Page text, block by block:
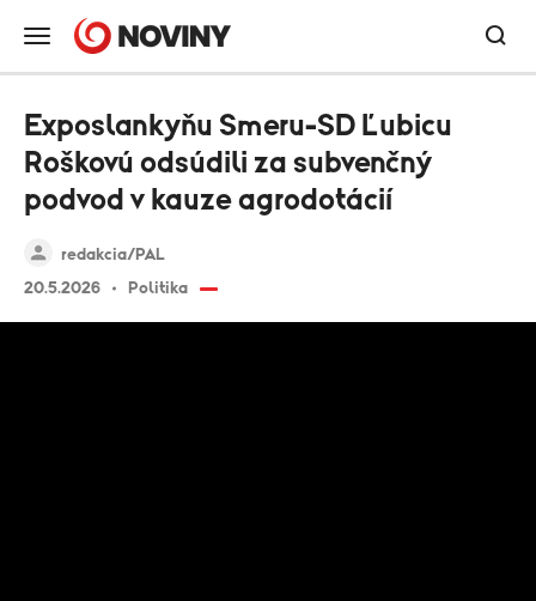
redakcia/PAL
20.5.2026
Politika
Exposlankyňu Smeru-SD Ľubicu
Roškovú odsúdili za subvenčný
podvod v kauze agrodotácií